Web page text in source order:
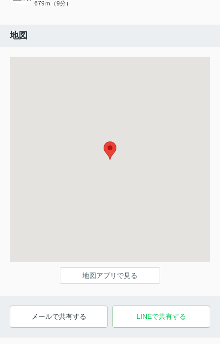
679ｍ（9分）
地図
地図アプリで見る
メールで共有する LINEで共有する